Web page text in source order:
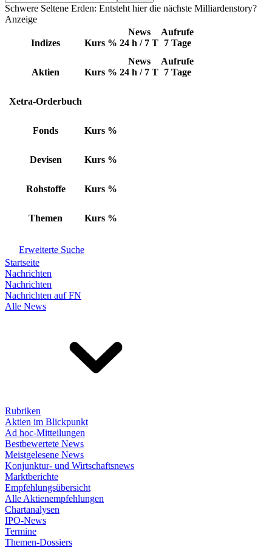
Schwere Seltene Erden: Entsteht hier die nächste Milliardenstory?
Anzeige
Indizes Kurs %
News
24 h / 7 T
Aufrufe
7 Tage
Aktien Kurs %
News
24 h / 7 T
Aufrufe
7 Tage
Xetra-Orderbuch
Fonds Kurs %
Devisen Kurs %
Rohstoffe Kurs %
Themen Kurs %
Erweiterte Suche
Startseite
Nachrichten
Nachrichten
Nachrichten auf FN
Alle News
Rubriken
Aktien im Blickpunkt
Ad hoc-Mitteilungen
Bestbewertete News
Meistgelesene News
Konjunktur- und Wirtschaftsnews
Marktberichte
Empfehlungsübersicht
Alle Aktienempfehlungen
Chartanalysen
IPO-News
Termine
Themen-Dossiers